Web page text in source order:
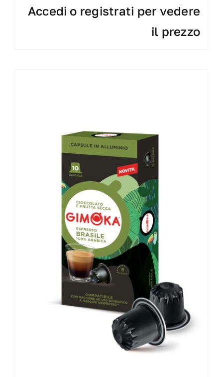
Accedi o registrati per vedere
il prezzo